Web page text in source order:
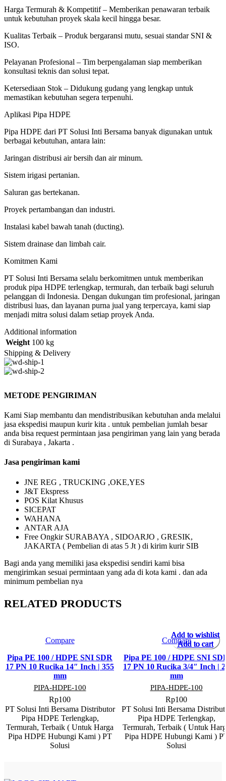
Harga Termurah & Kompetitif – Memberikan penawaran terbaik
untuk kebutuhan proyek skala kecil hingga besar.
Kualitas Terbaik – Produk bergaransi mutu, sesuai standar SNI &
ISO.
Pelayanan Profesional – Tim berpengalaman siap memberikan
konsultasi teknis dan solusi tepat.
Ketersediaan Stok – Didukung gudang yang lengkap untuk
memastikan kebutuhan segera terpenuhi.
Aplikasi Pipa HDPE
Pipa HDPE dari PT Solusi Inti Bersama banyak digunakan untuk
berbagai kebutuhan, antara lain:
Jaringan distribusi air bersih dan air minum.
Sistem irigasi pertanian.
Saluran gas bertekanan.
Proyek pertambangan dan industri.
Instalasi kabel bawah tanah (ducting).
Sistem drainase dan limbah cair.
Komitmen Kami
PT Solusi Inti Bersama selalu berkomitmen untuk memberikan
produk pipa HDPE terlengkap, termurah, dan terbaik bagi seluruh
pelanggan di Indonesia. Dengan dukungan tim profesional, jaringan
distribusi luas, dan layanan purna jual yang terpercaya, kami siap
menjadi mitra solusi dalam setiap proyek Anda.
Additional information
Weight 100 kg
Shipping & Delivery
METODE PENGIRIMAN
Kami Siap membantu dan mendistribusikan kebutuhan anda melalui
jasa ekspedisi maupun kurir kita . untuk pembelian jumlah besar
anda bisa request permintaan jasa pengiriman yang lain yang berada
di Surabaya , Jakarta .
Jasa pengiriman kami
JNE REG , TRUCKING ,OKE,YES
J&T Ekspress
POS Kilat Khusus
SICEPAT
WAHANA
ANTAR AJA
Free Ongkir SURABAYA , SIDOARJO , GRESIK,
JAKARTA ( Pembelian di atas 5 Jt ) di kirim kurir SIB
Bagi anda yang memiliki jasa ekspedisi sendiri kami bisa
mengirimkan sesuai permintaan yang ada di kota kami . dan ada
minimum pembelian nya
RELATED PRODUCTS
Compare
Pipa PE 100 / HDPE SNI SDR
17 PN 10 Rucika 14″ Inch | 355
mm
PIPA-HDPE-100
Rp100
PT Solusi Inti Bersama Distributor
Pipa HDPE Terlengkap,
Termurah, Terbaik ( Untuk Harga
Pipa HDPE Hubungi Kami ) PT
Solusi
Add to wishlist
Add to cart
Compare
Pipa PE 100 / HDPE SNI
17 PN 10 Rucika 3/4″ Inch |
mm
PIPA-HDPE-100
Rp100
PT Solusi Inti Bersama
Pipa HDPE Terlengkap,
Termurah, Terbaik ( Untuk
Pipa HDPE Hubungi Kami )
Solusi
Add to wishlist
Add to cart
Add to wishlist
Add to cart
Add to wishlist
Add to cart
Add to wishlist
Add to cart
Add to wishlist
Add to cart
Add to wishlist
Add to cart
Add to wishlist
Add to cart